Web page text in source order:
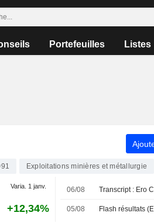
Portefeuilles Listes
Exploitations minières et métallurgie
Varia. 1 janv.
+12,34%
06/08
05/08